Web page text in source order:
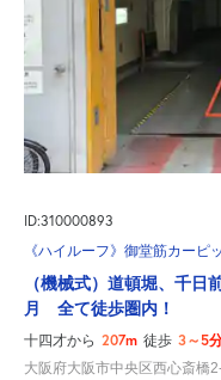
ID:310000893
《ハイルーフ》御堂筋カーピ
（機械式）道頓堀、千日
月 全て徒歩圏内！
十四才から 207m 徒歩 3～5
大阪府大阪市中央区西心斎橋